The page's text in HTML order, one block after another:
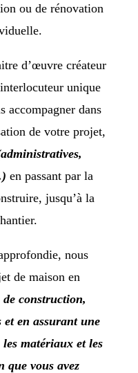
ou de rénovation
d’œuvre créateur
unique
accompagner dans
de votre projet,
en passant par la
jusqu’à la
nous
de maison en
construction,
et en assurant une
matériaux et les
que vous avez